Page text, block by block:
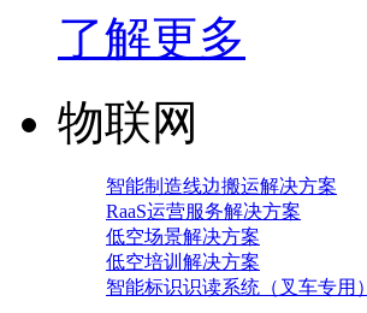
了解更多
物联网
智能制造线边搬运解决方案
RaaS运营服务解决方案
低空场景解决方案
低空培训解决方案
智能标识识读系统（叉车专用）